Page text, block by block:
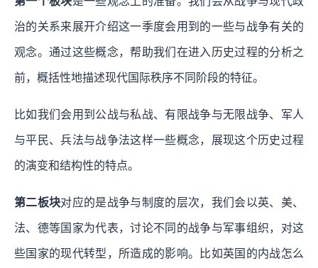
治的关系来展开介绍这一季度会用到的一些与战争有关的
观念。通过这些概念，帮助我们在进入历史过程的分析之
前，概括性地描述现代国际秩序不同阶段的特征。
比如我们会用到公战与私战、有限战争与无限战争、军人
与平民、兵法与战争法这样一些概念，展现这个历史过程
的演变和结构性的特点。
第二板块对应的是战争与制度的层次，我们会以英、美、
法、德等国家为代表，讨论不同的战争与军事组织，对这
些国家的现代转型，所造成的影响。比如英国的内战怎么